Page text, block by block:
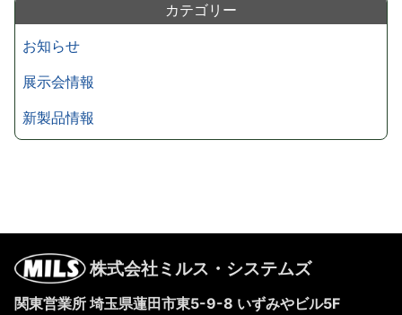
カテゴリー
お知らせ
展示会情報
新製品情報
株式会社ミルス・システムズ
関東営業所 埼玉県蓮田市東5-9-8 いずみやビル5F